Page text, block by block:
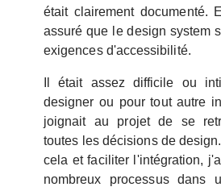
était clairement documenté.
assuré que le design system
exigences d'accessibilité.
Il était assez difficile ou
designer ou pour tout autre
joignait au projet de se
toutes les décisions de
cela et faciliter l'intégration,
nombreux processus dans